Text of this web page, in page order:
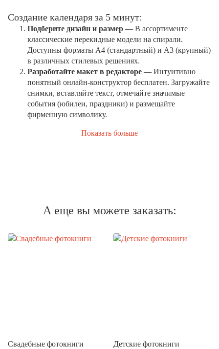
Создание календаря за 5 минут:
Подберите дизайн и размер — В ассортименте
классические перекидные модели на спирали.
Доступны форматы А4 (стандартный) и А3 (крупный)
в различных стилевых решениях.
Разработайте макет в редакторе — Интуитивно
понятный онлайн-конструктор бесплатен. Загружайте
снимки, вставляйте текст, отмечайте значимые
события (юбилеи, праздники) и размещайте
фирменную символику.
Показать больше
А еще вы можете заказать:
Свадебные фотокниги Детские фотокниги